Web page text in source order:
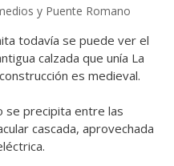
y Puente Romano
todavía se puede ver el
calzada que unía La
es medieval.
se precipita entre las
cascada, aprovechada